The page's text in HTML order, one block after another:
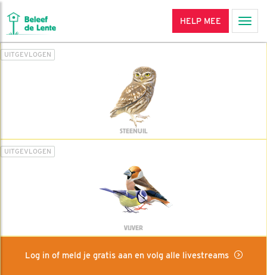
HELP MEE
UITGEVLOGEN
STEENUIL
UITGEVLOGEN
VIJVER
Log in of meld je gratis aan en volg alle livestreams